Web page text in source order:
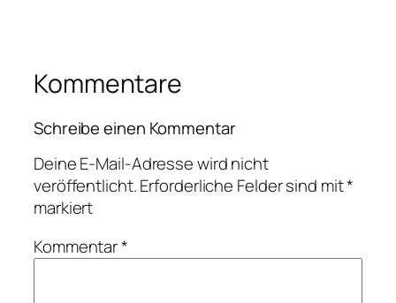
Kommentare
Schreibe einen Kommentar
Deine E-Mail-Adresse wird nicht
veröffentlicht.Erforderliche Felder sind mit*
markiert
Kommentar*